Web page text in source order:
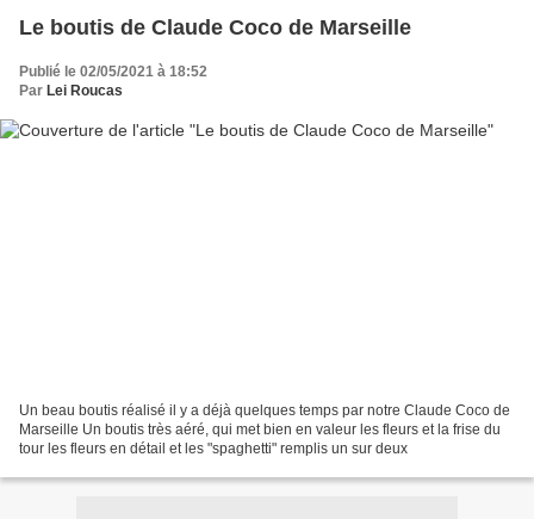
Le boutis de Claude Coco de Marseille
Publié le 02/05/2021 à 18:52
Par Lei Roucas
Un beau boutis réalisé il y a déjà quelques temps par notre Claude Coco de
Marseille Un boutis très aéré, qui met bien en valeur les fleurs et la frise du
tour les fleurs en détail et les "spaghetti" remplis un sur deux